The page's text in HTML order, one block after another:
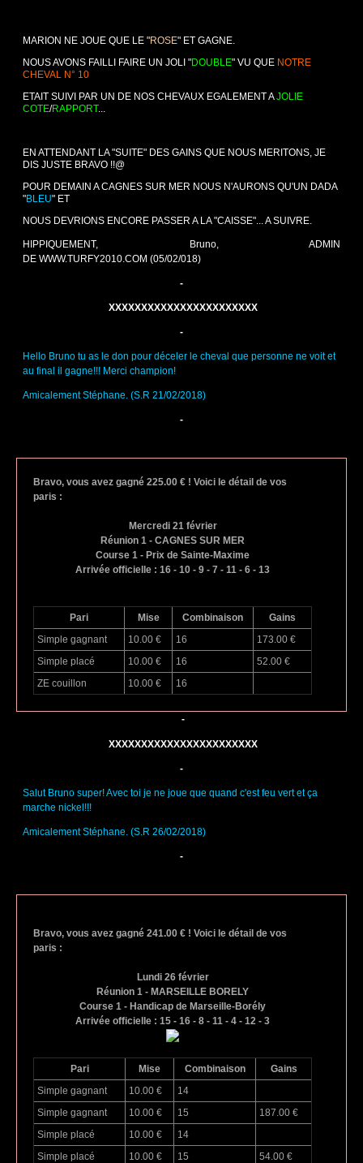
MARION NE JOUE QUE LE "ROSE" ET GAGNE.
NOUS AVONS FAILLI FAIRE UN JOLI "DOUBLE" VU QUE NOTRE
CHEVAL N° 10
ETAIT SUIVI PAR UN DE NOS CHEVAUX EGALEMENT AJOLIE
COTE/RAPPORT...
EN ATTENDANT LA "SUITE" DES GAINS QUE NOUS MERITONS, JE
DIS JUSTE BRAVO !!@
POUR DEMAIN A CAGNES SUR MER NOUS N'AURONS QU'UN DADA
"BLEU" ET
NOUS DEVRIONS ENCORE PASSER A LA "CAISSE"... A SUIVRE.
HIPPIQUEMENT, Bruno, ADMIN
DE WWW.TURFY2010.COM (05/02/018)
-
XXXXXXXXXXXXXXXXXXXXXXX
-
Hello Bruno tu as le don pour déceler le cheval que personne ne voit et
au final il gagne!!! Merci champion!
Amicalement Stéphane. (S.R 21/02/2018)
-
Bravo, vous avez gagné 225.00 € ! Voici le détail de vos
paris :
Mercredi 21 février
Réunion 1 - CAGNES SUR MER
Course 1 - Prix de Sainte-Maxime
Arrivée officielle : 16 - 10 - 9 - 7 - 11 - 6 - 13
Pari Mise Combinaison
Gains
Simple gagnant
10.00 € 16
173.00 €
Simple placé
10.00 € 16
52.00 €
ZE couillon
10.00 € 16
-
XXXXXXXXXXXXXXXXXXXXXXX
-
Salut Bruno super! Avec toi je ne joue que quand c'est feu vert et ça
marche nickel!!!
Amicalement Stéphane. (S.R 26/02/2018)
-
Bravo, vous avez gagné 241.00 € ! Voici le détail de vos
paris :
Lundi 26 février
Réunion 1 - MARSEILLE BORELY
Course 1 - Handicap de Marseille-Borély
Arrivée officielle : 15 - 16 - 8 - 11 - 4 - 12 - 3
Pari Mise Combinaison
Gains
Simple gagnant
10.00 €
14
Simple gagnant
10.00 € 15
187.00 €
Simple placé
10.00 €
14
Simple placé
10.00 € 15 54.00 €